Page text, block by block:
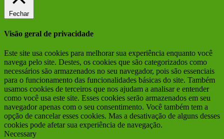
Fechar
Visão geral de privacidade
Este site usa cookies para melhorar sua experiência enquanto você
navega pelo site. Destes, os cookies que são categorizados como
necessários são armazenados no seu navegador, pois são essenciais
para o funcionamento das funcionalidades básicas do site. Também
usamos cookies de terceiros que nos ajudam a analisar e entender
como você usa este site. Esses cookies serão armazenados em seu
navegador apenas com o seu consentimento. Você também tem a
opção de cancelar esses cookies. Mas a desativação de alguns desses
cookies pode afetar sua experiência de navegação.
Necessary